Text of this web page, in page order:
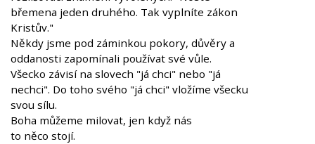
břemena jeden druhého. Tak vyplníte zákon
Kristův."
Někdy jsme pod záminkou pokory, důvěry a
oddanosti zapomínali používat své vůle.
Všecko závisí na slovech "já chci" nebo "já
nechci". Do toho svého "já chci" vložíme všecku
svou sílu.
Boha můžeme milovat, jen když nás
to něco stojí.